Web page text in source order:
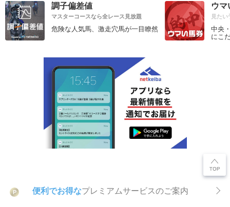
調子偏差値
マスターコースなら全レース見放題
危険な人気馬、激走穴馬が一目瞭然
ウマ
見たい
中央
にこ
P 便利でお得なプレミアムサービスのご案内